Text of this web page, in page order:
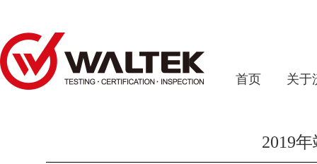
首页 关于
2019